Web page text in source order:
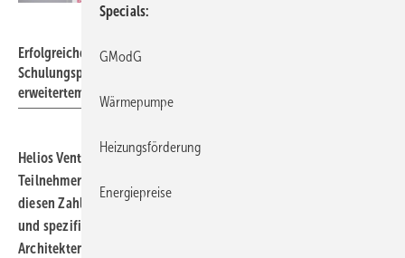
Erfolgreicher Wissenstransfer: 2025 erreichte das Helios
Schulungsprogramm über 8500 Teilnehmer – 2026 geht es mit
erweitertem Angebot weiter.
Helios Ventilatoren verzeichnete im Jahr 2025 über 8500
Teilnehmer im Schulungsprogramm für Lüftungstechnik. Nach
diesen Zahlen wird das Angebot für 2026 mit neuen Seminaren
und spezifischen Formaten für Fachplaner, Installateure,
Architekten, Vertreter der Wohnungswirtschaft sowie weitere
Specials
GModG
Wärmepumpe
Heizungsförderung
Energiepreise